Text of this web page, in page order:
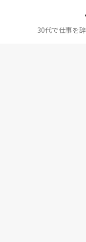
30代で仕事を